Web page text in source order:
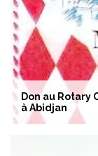
Don au
à Abidjan